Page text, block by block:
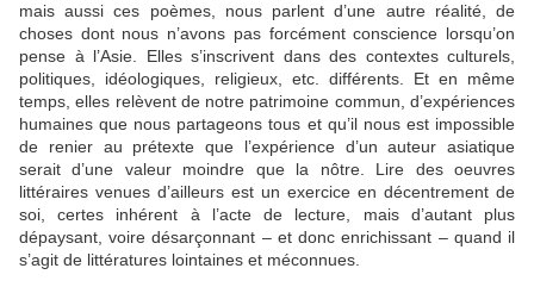
mais aussi ces poèmes, nous parlent d’une autre réalité, de
choses dont nous n’avons pas forcément conscience lorsqu’on
pense à l’Asie. Elles s’inscrivent dans des contextes culturels,
politiques, idéologiques, religieux, etc. différents. Et en même
temps, elles relèvent de notre patrimoine commun, d’expériences
humaines que nous partageons tous et qu’il nous est impossible
de renier au prétexte que l’expérience d’un auteur asiatique
serait d’une valeur moindre que la nôtre. Lire des oeuvres
littéraires venues d’ailleurs est un exercice en décentrement de
soi, certes inhérent à l’acte de lecture, mais d’autant plus
dépaysant, voire désarçonnant – et donc enrichissant – quand il
s’agit de littératures lointaines et méconnues.